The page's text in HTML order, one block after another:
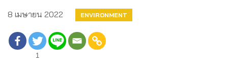
8 เมษายน 2022 ENVIRONMENT
1